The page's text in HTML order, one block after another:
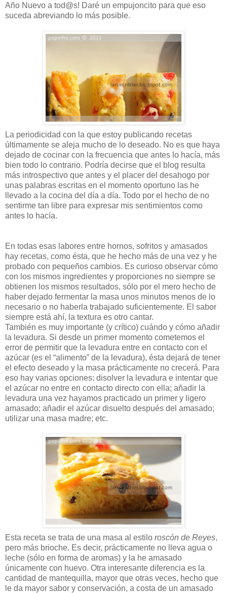
Año Nuevo a tod@s! Daré un empujoncito para que eso
suceda abreviando lo más posible.
La periodicidad con la que estoy publicando recetas
últimamente se aleja mucho de lo deseado. No es que haya
dejado de cocinar con la frecuencia que antes lo hacía, más
bien todo lo contrario. Podría decirse que el blog resulta
más introspectivo que antes y el placer del desahogo por
unas palabras escritas en el momento oportuno las he
llevado a la cocina del día a día. Todo por el hecho de no
sentirme tan libre para expresar mis sentimientos como
antes lo hacía.
En todas esas labores entre hornos, sofritos y amasados
hay recetas, como ésta, que he hecho más de una vez y he
probado con pequeños cambios. Es curioso observar cómo
con los mismos ingredientes y proporciones no siempre se
obtienen los mismos resultados, sólo por el mero hecho de
haber dejado fermentar la masa unos minutos menos de lo
necesario o no haberla trabajado suficientemente. El sabor
siempre está ahí, la textura es otro cantar.
También es muy importante (y crítico) cuándo y cómo añadir
la levadura. Si desde un primer momento cometemos el
error de permitir que la levadura entre en contacto con el
azúcar (es el “alimento” de la levadura), ésta dejará de tener
el efecto deseado y la masa prácticamente no crecerá. Para
eso hay varias opciones: disolver la levadura e intentar que
el azúcar no entre en contacto directo con ella; añadir la
levadura una vez hayamos practicado un primer y ligero
amasado; añadir el azúcar disuelto después del amasado;
utilizar una masa madre; etc.
Esta receta se trata de una masa al estilo roscón de Reyes,
pero más brioche. Es decir, prácticamente no lleva agua o
leche (sólo en forma de aromas) y la he amasado
únicamente con huevo. Otra interesante diferencia es la
cantidad de mantequilla, mayor que otras veces, hecho que
le da mayor sabor y conservación, a costa de un amasado